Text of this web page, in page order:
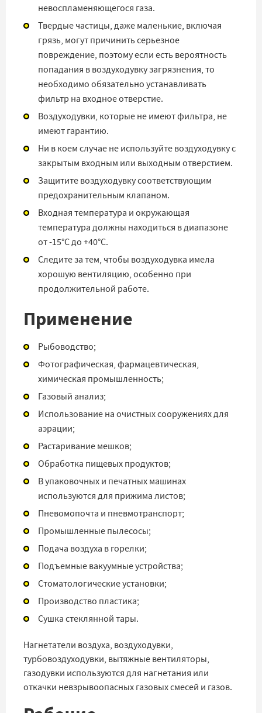
невоспламеняющегося газа.
Твердые частицы, даже маленькие, включая
грязь, могут причинить серьезное
повреждение, поэтому если есть вероятность
попадания в воздуходувку загрязнения, то
необходимо обязательно устанавливать
фильтр на входное отверстие.
Воздуходувки, которые не имеют фильтра, не
имеют гарантию.
Ни в коем случае не используйте воздуходувку с
закрытым входным или выходным отверстием.
Защитите воздуходувку соответствующим
предохранительным клапаном.
Входная температура и окружающая
температура должны находиться в диапазоне
от -15°C до +40°C.
Следите за тем, чтобы воздуходувка имела
хорошую вентиляцию, особенно при
продолжительной работе.
Применение
Рыбоводство;
Фотографическая, фармацевтическая,
химическая промышленность;
Газовый анализ;
Использование на очистных сооружениях для
аэрации;
Растаривание мешков;
Обработка пищевых продуктов;
В упаковочных и печатных машинах
используются для прижима листов;
Пневомопочта и пневмотранспорт;
Промышленные пылесосы;
Подача воздуха в горелки;
Подъемные вакуумные устройства;
Стоматологические установки;
Производство пластика;
Сушка стеклянной тары.
Нагнетатели воздуха, воздуходувки,
турбовоздуходувки, вытяжные вентиляторы,
газодувки используются для нагнетания или
откачки невзрывоопасных газовых смесей и газов.